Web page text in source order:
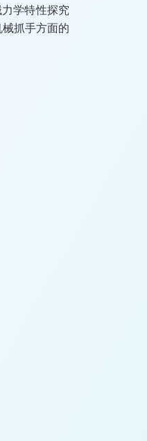
学特性探究
抓手方面的